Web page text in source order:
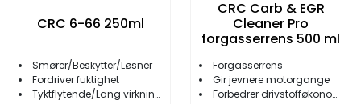
CRC 6-66 250ml
Smører/Beskytter/Løsner
Fordriver fuktighet
Tyktflytende/Lang virkningstid
CRC Carb & EGR
Cleaner Pro
forgasserrens 500 ml
Forgasserrens
Gir jevnere motorgange
Forbedrer drivstofføkonomien